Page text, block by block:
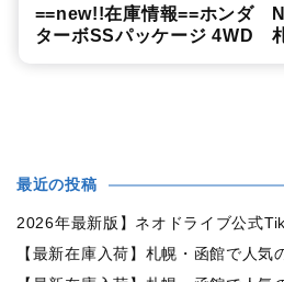
==new!!在庫情報==ホンダ
ターボSSパッケージ 4WD
最近の投稿